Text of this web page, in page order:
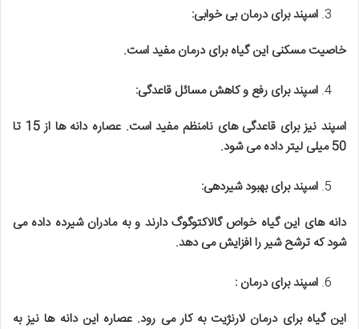
اسپند برای درمان بی خوابی:
خاصیت مسکنی این گیاه برای درمان مفید است.
اسپند برای رفع و کاهش مسائل قاعدگی:
اسپند نیز برای قاعدگی های نامنظم مفید است. عصاره دانه ها از 15 تا
50 میلی لیتر داده می شود
.
اسپند برای بهبود شیردهی:
دانه های این گیاه خواص گالاکتوگوگ دارند و به مادران شیرده داده می
شود که ترشح شیر را افزایش می دهد.
اسپند برای درمان :
این گیاه برای درمان لارنژیت به کار می رود. عصاره این دانه ها نیز به